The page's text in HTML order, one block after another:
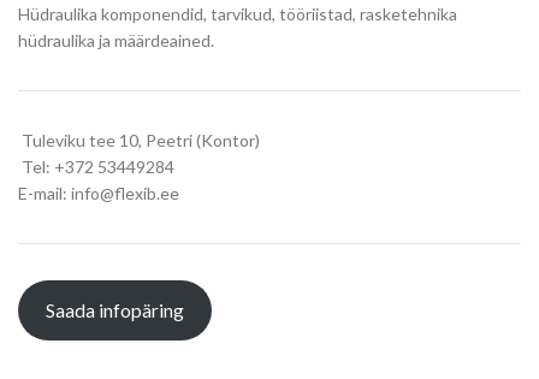
Hüdraulika komponendid, tarvikud, tööriistad, rasketehnika
hüdraulika ja määrdeained.
Tuleviku tee 10, Peetri (Kontor)
Tel: +372 53449284
E-mail: info@flexib.ee
Saada infopäring